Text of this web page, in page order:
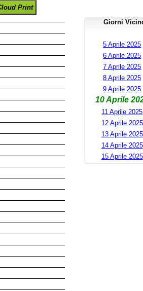
Print
Giorni
5 Aprile 2025
6 Aprile 2025
7 Aprile 2025
8 Aprile 2025
9 Aprile 2025
10 Aprile
11 Aprile 2025
12 Aprile 2025
13 Aprile 2025
14 Aprile 2025
15 Aprile 2025